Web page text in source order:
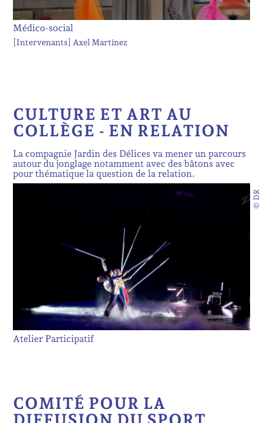
Médico-social
[Intervenants]Axel Martinez
CULTURE ET ART AU
COLLÈGE - EN RELATION
La compagnie Jardin des Délices va mener un parcours
autour du jonglage notamment avec des bâtons avec
pour thématique la question de la relation.
© DR
Atelier Participatif
COMITÉ POUR LA